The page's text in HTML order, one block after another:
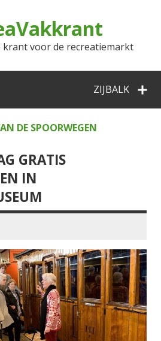
voor de recreatiemarkt
ZIJBALK
DE SPOORWEGEN
GRATIS
IN